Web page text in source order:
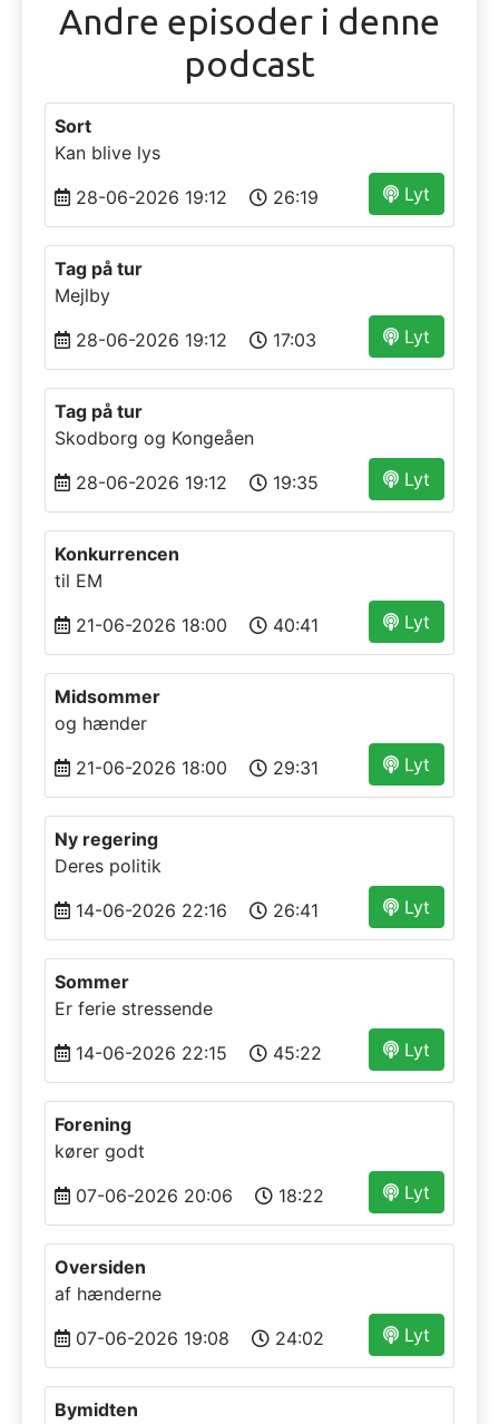
Andre episoder i denne
podcast
Sort
Kan blive lys
Lyt
28-06-2026 19:12 26:19
Tag på tur
Mejlby
Lyt
28-06-2026 19:12 17:03
Tag på tur
Skodborg og Kongeåen
Lyt
28-06-2026 19:12 19:35
Konkurrencen
til EM
Lyt
21-06-2026 18:00 40:41
Midsommer
og hænder
Lyt
21-06-2026 18:00 29:31
Ny regering
Deres politik
Lyt
14-06-2026 22:16 26:41
Sommer
Er ferie stressende
Lyt
14-06-2026 22:15 45:22
Forening
kører godt
Lyt
07-06-2026 20:06 18:22
Oversiden
af hænderne
Lyt
07-06-2026 19:08 24:02
Bymidten